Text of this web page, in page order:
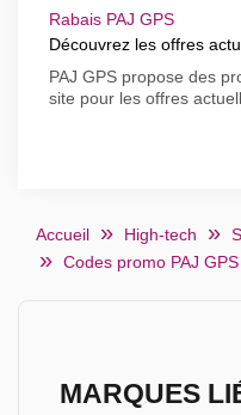
Rabais PAJ GPS
Découvrez les offres
PAJ GPS propose des
site pour les offres
Accueil High-tech
Codes promo PAJ GPS
MARQUES